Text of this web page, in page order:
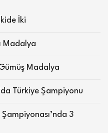
İki
Madalya
Madalya
Türkiye Şampiyonu
3